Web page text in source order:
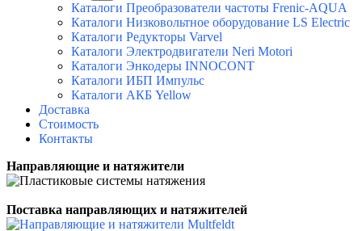
Каталоги Преобразователи частоты Frenic-AQUA
Каталоги Низковольтное оборудование LS Electric
Каталоги Редукторы Varvel
Каталоги Электродвигатели Neri Motori
Каталоги Энкодеры INNOCONT
Каталоги ИБП Импульс
Каталоги АКБ Yellow
Доставка
Стоимость
Контакты
Направляющие и натяжители
Поставка направляющих и натяжителей